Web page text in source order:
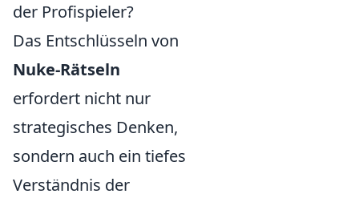
der Profispieler?
Das Entschlüsseln von
Nuke-Rätseln
erfordert nicht nur
strategisches Denken,
sondern auch ein tiefes
Verständnis der